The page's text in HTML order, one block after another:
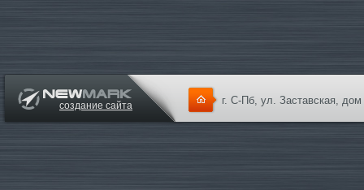
г. С-Пб, ул. Заставская, дом
создание сайта